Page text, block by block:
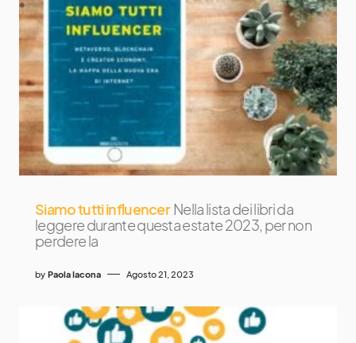
Siamo tutti influencer Nella lista dei libri da
leggere durante questa estate 2023, per non
perdere la
by Paola Iacona Agosto 21, 2023